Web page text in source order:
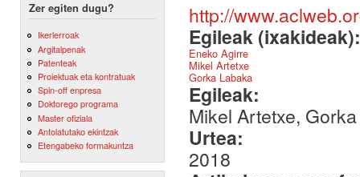
Zer egiten dugu?
Ikerlerroak
Argitalpenak
Patenteak
Proiektuak eta kontratuak
Spin-off enpresa
Doktorego programa
Master ofiziala
Antolatutako ekintzak
Etengabeko formakuntza
http://
Egileak
Eneko Agirre
Mikel Artetxe
Gorka Labaka
Egileak:
Mikel Artetxe,
Urtea:
2018